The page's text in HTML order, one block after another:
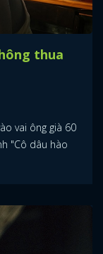
thua
vai ông già 60
"Cô dâu hào